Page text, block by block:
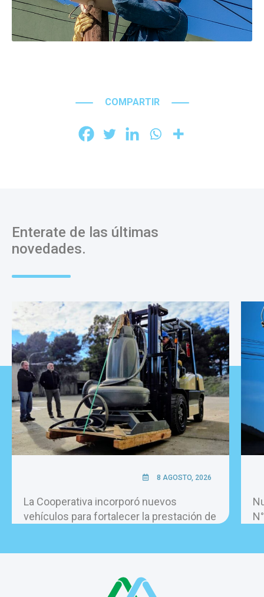
COMPARTIR
Enterate de las últimas
novedades.
8 AGOSTO, 2026
La Cooperativa incorporó nuevos
vehículos para fortalecer la prestación de